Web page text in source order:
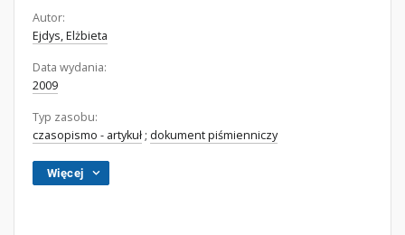
Autor:
Ejdys, Elżbieta
Data wydania:
2009
Typ zasobu:
czasopismo - artykuł ; dokument piśmienniczy
Więcej